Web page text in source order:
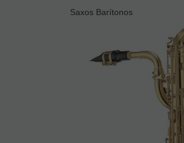
Saxos Barítonos